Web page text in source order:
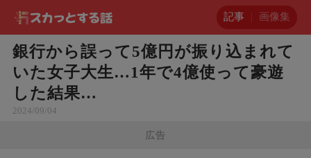
記事 画像集
銀行から誤って5億円が振り込まれて
いた女子大生…1年で4億使って豪遊
した結果…
2024/09/04
広告